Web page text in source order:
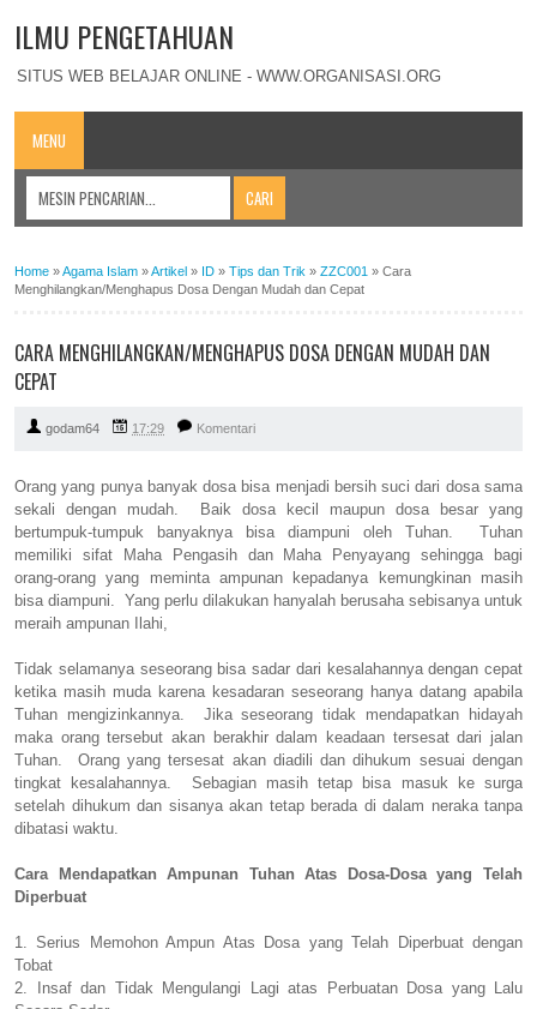
ILMU PENGETAHUAN
SITUS WEB BELAJAR ONLINE - WWW.ORGANISASI.ORG
MENU
Home »Agama Islam »Artikel » ID » Tips dan Trik » ZZC001 » Cara
Menghilangkan/Menghapus Dosa Dengan Mudah dan Cepat
CARA MENGHILANGKAN/MENGHAPUS DOSA DENGAN MUDAH DAN
CEPAT
godam64 17:29 Komentari
Orang yang punya banyak dosa bisa menjadi bersih suci dari dosa sama
sekali dengan mudah. Baik dosa kecil maupun dosa besar yang
bertumpuk-tumpuk banyaknya bisa diampuni oleh Tuhan. Tuhan
memiliki sifat Maha Pengasih dan Maha Penyayang sehingga bagi
orang-orang yang meminta ampunan kepadanya kemungkinan masih
bisa diampuni. Yang perlu dilakukan hanyalah berusaha sebisanya untuk
meraih ampunan Ilahi,
Tidak selamanya seseorang bisa sadar dari kesalahannya dengan cepat
ketika masih muda karena kesadaran seseorang hanya datang apabila
Tuhan mengizinkannya. Jika seseorang tidak mendapatkan hidayah
maka orang tersebut akan berakhir dalam keadaan tersesat dari jalan
Tuhan. Orang yang tersesat akan diadili dan dihukum sesuai dengan
tingkat kesalahannya. Sebagian masih tetap bisa masuk ke surga
setelah dihukum dan sisanya akan tetap berada di dalam neraka tanpa
dibatasi waktu.
Cara Mendapatkan Ampunan Tuhan Atas Dosa-Dosa yang Telah
Diperbuat
1. Serius Memohon Ampun Atas Dosa yang Telah Diperbuat dengan
Tobat
2. Insaf dan Tidak Mengulangi Lagi atas Perbuatan Dosa yang Lalu